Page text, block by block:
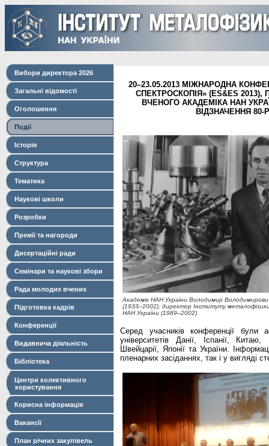
Вибори директора 2026
Загальні відомості
Оголошення
Події
Історія
Структура
Тематика
Наукові школи
Розробки
Премії та нагороди
Дисертаційні ради
Семінари та наукові збори
Рада молодих вчених
Підготовка кадрів
Конференції
Видавнича діяльність
Бібліотека
Центри колективного
користування
Корисна інформація
Вакансії
План річних закупівель
20–23.05.2013 МІЖНАРОДНА
СПЕКТРОСКОПІЯ» (ES&ES
ВЧЕНОГО АКАДЕМІКА НАН
ВІДЗНАЧЕННЯ
Академік НАН України Володимир
(1933–2002), директор Інституту
НАН України (1989–2002)
Серед учасників конференції були
університетів Данії, Іспанії,
Швейцарії, Японії та України.
пленарних засіданнях, так і у вигляді